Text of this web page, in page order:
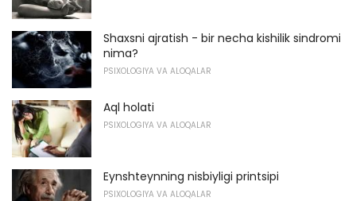
Shaxsni ajratish - bir necha kishilik sindromi
nima?
PSIXOLOGIYA VA ALOQALAR
Aql holati
PSIXOLOGIYA VA ALOQALAR
Eynshteynning nisbiyligi printsipi
PSIXOLOGIYA VA ALOQALAR